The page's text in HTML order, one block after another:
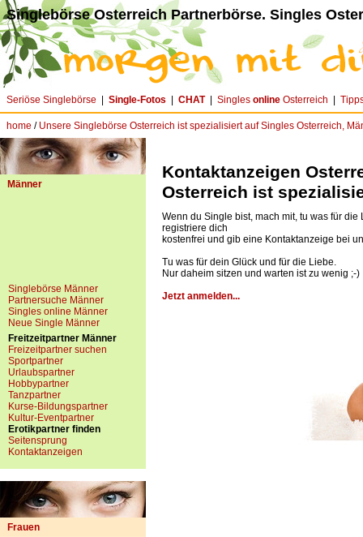
Singlebörse Osterreich Partnerbörse. Singles
Seriöse Singlebörse Single-Fotos CHAT| Singles online Osterreich
home / Unsere Singlebörse Osterreich ist spezialisiert auf Singles Osterreich,
Männer
Singlebörse Männer
Partnersuche Männer
Singles online Männer
Neue Single Männer
Freitzeitpartner Männer
Freizeitpartner suchen
Sportpartner
Urlaubspartner
Hobbypartner
Tanzpartner
Kurse-Bildungspartner
Kultur-Eventpartner
Erotikpartner finden
Seitensprung
Kontaktanzeigen
Frauen
Kontaktanzeigen
Osterreich ist
Wenn du Single bist, mach mit, tu was für die
registriere dich
kostenfrei und gib eine Kontaktanzeige bei
Tu was für dein Glück und für die Liebe.
Nur daheim sitzen und warten ist zu wenig ;-)
Jetzt anmelden...